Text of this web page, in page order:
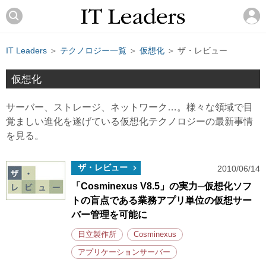
IT Leaders ＞ テクノロジー一覧 ＞ 仮想化 ＞ ザ・レビュー
仮想化
サーバー、ストレージ、ネットワーク…。様々な領域で目
覚ましい進化を遂げている仮想化テクノロジーの最新事情
を見る。
ザ・レビュー 2010/06/14
「Cosminexus V8.5」の実力─仮想化ソフ
トの盲点である業務アプリ単位の仮想サー
バー管理を可能に
日立製作所 Cosminexus
アプリケーションサーバー